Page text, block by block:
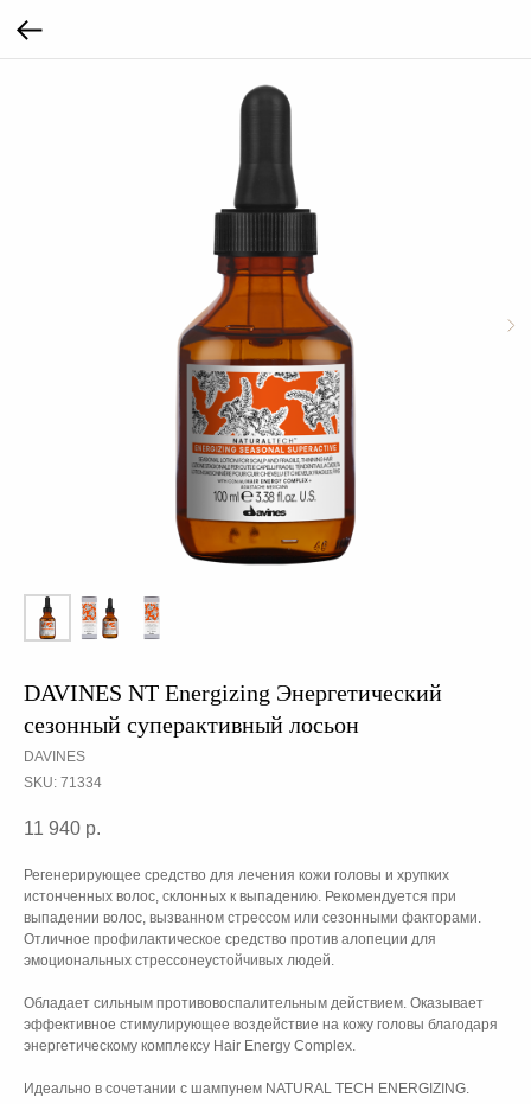
DAVINES NT Energizing Энергетический
сезонный суперактивный лосьон
DAVINES
SKU: 71334
11 940 р.
Регенерирующее средство для лечения кожи головы и хрупких
истонченных волос, склонных к выпадению. Рекомендуется при
выпадении волос, вызванном стрессом или сезонными факторами.
Отличное профилактическое средство против алопеции для
эмоциональных стрессонеустойчивых людей.
Обладает сильным противовоспалительным действием. Оказывает
эффективное стимулирующее воздействие на кожу головы благодаря
энергетическому комплексу Hair Energy Complex.
Идеально в сочетании с шампунем NATURAL TECH ENERGIZING.